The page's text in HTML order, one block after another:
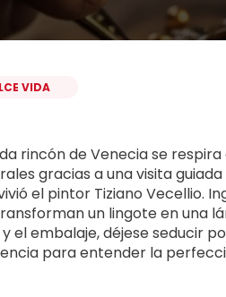
VIDA
rincón de Venecia se
gracias a una visita
el pintor Tiziano Vecellio.
un lingote en una
el embalaje, déjese seducir
para entender la